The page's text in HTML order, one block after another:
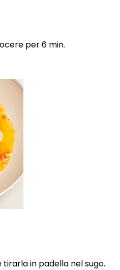
per 6 min.
in padella nel sugo.